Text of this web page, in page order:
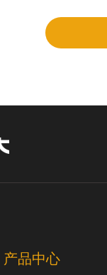
产品中心